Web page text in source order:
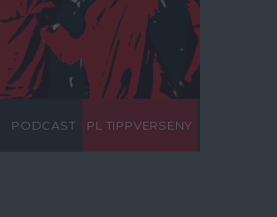
PODCAST PL TIPPVERSENY